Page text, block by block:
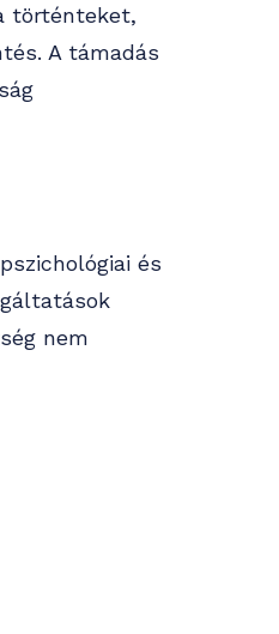
történteket,
A támadás
és
nem